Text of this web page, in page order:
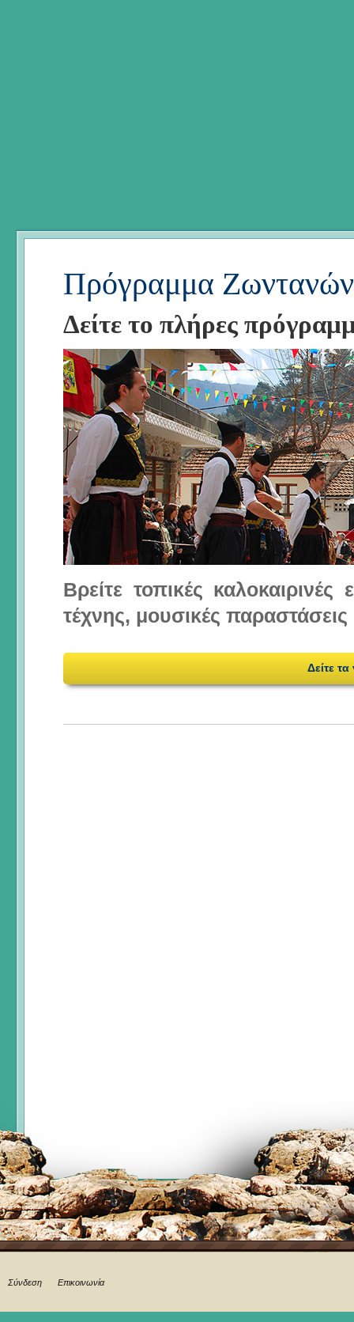
Πρόγραμμα
Δείτε το πλήρες
Βρείτε τοπικές
τέχνης, μουσικές
Δείτε
Σύνδεση Επικοινωνία